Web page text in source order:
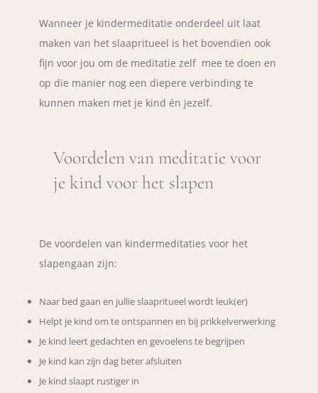
Wanneer je kindermeditatie onderdeel uit laat
maken van het slaapritueel is het bovendien ook
fijn voor jou om de meditatie zelf mee te doen en
op die manier nog een diepere verbinding te
kunnen maken met je kind én jezelf.
Voordelen van meditatie voor
je kind voor het slapen
De voordelen van kindermeditaties voor het
slapengaan zijn:
Naar bed gaan en jullie slaapritueel wordt leuk(er)
Helpt je kind om te ontspannen en bij prikkelverwerking
Je kind leert gedachten en gevoelens te begrijpen
Je kind kan zijn dag beter afsluiten
Je kind slaapt rustiger in